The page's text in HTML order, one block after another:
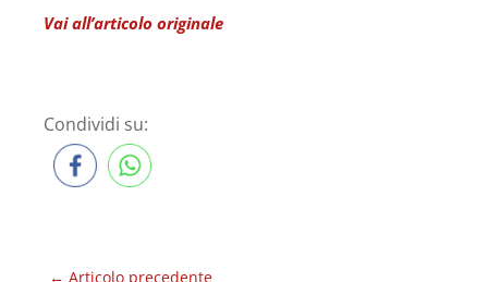
Vai all’articolo originale
Condividi su:
← Articolo precedente